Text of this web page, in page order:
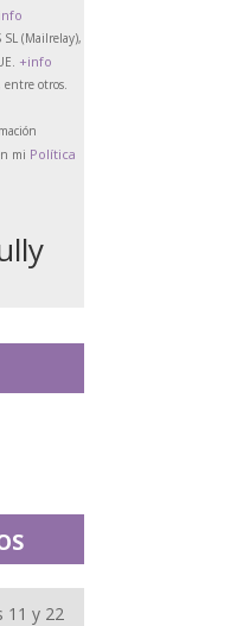
SL (Mailrelay),
+info
entre otros.
mi Política
11 y 22